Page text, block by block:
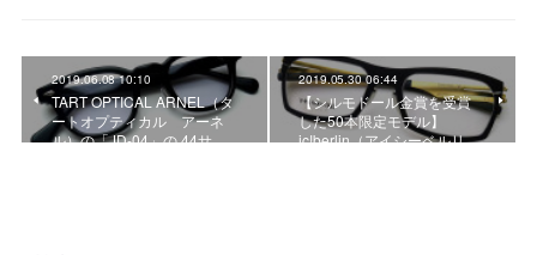
2019.06.08 10:10
TART OPTICAL ARNEL（タ
ートオプティカル アーネ
ル）の「JD-04」の 44サ…
2019.05.30 06:44
【シルモドール金賞を受賞
した50本限定モデル】
ic!berlin（アイシーベルリ…